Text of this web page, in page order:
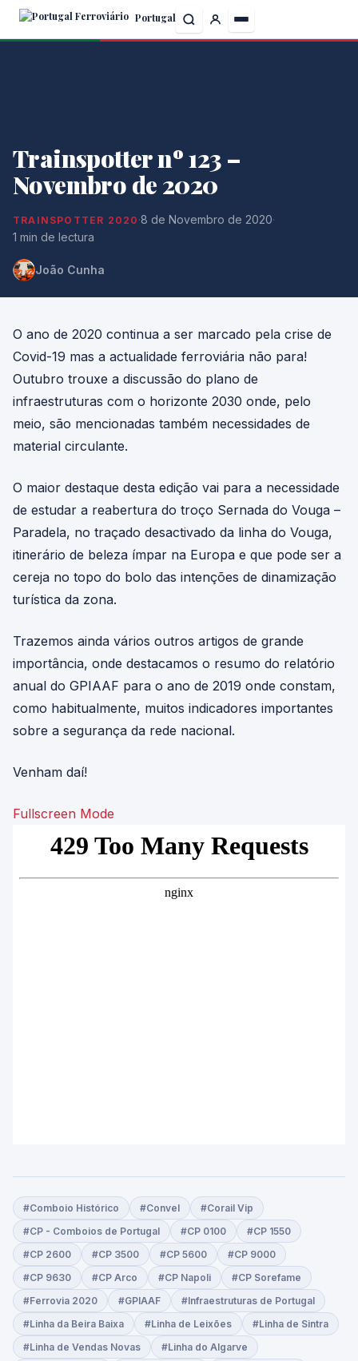
Skip
Portugal
Trainspotter nº 123 –
Novembro de 2020
TRAINSPOTTER 2020 ·8 de Novembro de 2020·
1 min de lectura
João Cunha
O ano de 2020 continua a ser marcado pela crise de
Covid-19 mas a actualidade ferroviária não para!
Outubro trouxe a discussão do plano de
infraestruturas com o horizonte 2030 onde, pelo
meio, são mencionadas também necessidades de
material circulante.
O maior destaque desta edição vai para a necessidade
de estudar a reabertura do troço Sernada do Vouga –
Paradela, no traçado desactivado da linha do Vouga,
itinerário de beleza ímpar na Europa e que pode ser a
cereja no topo do bolo das intenções de dinamização
turística da zona.
Trazemos ainda vários outros artigos de grande
importância, onde destacamos o resumo do relatório
anual do GPIAAF para o ano de 2019 onde constam,
como habitualmente, muitos indicadores importantes
sobre a segurança da rede nacional.
Venham daí!
Fullscreen Mode
#Comboio Histórico #Convel
#Corail Vip
#CP - Comboios de Portugal
#CP 0100
#CP 1550
#CP 2600
#CP 3500 #CP 5600
#CP 9000
#CP 9630
#CP Arco #CP Napoli
#CP Sorefame
#Ferrovia 2020
#GPIAAF
#Infraestruturas de Portugal
#Linha da Beira Baixa
#Linha de Leixões
#Linha de Sintra
#Linha de Vendas Novas
#Linha do Algarve